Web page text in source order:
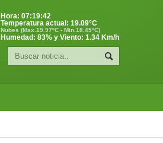
Hora: 07:19:43
Temperatura actual: 19.09°C
Nubes (Max.19.97ºC - Min.18.45ºC)
Humedad: 83% y Viento: 1.34 Km/h